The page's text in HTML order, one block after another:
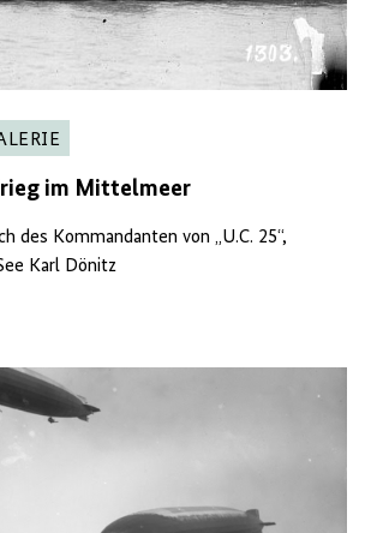
im Mittelmeer
des Kommandanten von „U.C. 25“,
Karl Dönitz